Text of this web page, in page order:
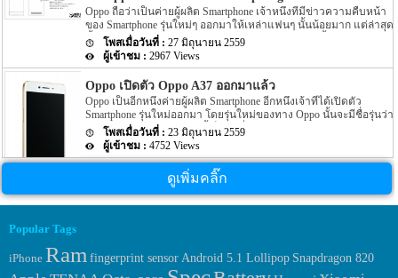
ล่าสุดนี้นั้นยังมีรูปของตัวเครื่องรุ่นใหม่นี้ออกมาอีกด้วย โดยหากดู
ลักษณะรูปร่างของตัวเครื่องจะมีความใกล้เคียงกับรุ่น Oppo R9S อีก
ด้วย แต่น่าเสียดายรายละเอียดที่ถูกเปิดเผยบนหน้าเว็บไซต์ TENAA
นั้นไม่ได้ระบรายละเอียด Spec ของตัวเครื่องนี้ออกมาให้แฟนๆ นั้นได้
ทราบกันเลย โดยจะมีเพียงข่าวลือ Spec ของ Oppo R9S ที่ถูกเปิดเผยอ
อกมาก่อนหน้านี้แล้วนั้นเอง โดยรายละเอียด […]
แฟนๆ ได้ชมกัน แต่ล่าสุดนั้นกลับมีข่าวของ Oppo F1s ออกมาอีกครั้ง
สำหรับข่าวล่าสุดของ Oppo F1s นี้นั้นทาง Oppo ได้ปล่อยรูปออกมา
โดยรายละเอียดในรูประบุว่า Oppo F1s จะถูกเปิดตัวที่อินเดียในวันที่ 3
สิงหาคมที่จะถึงนี้แน่นอน รวมไปถึงยังได้ระบุ […]
Oppo ถือว่าเป็นค่ายผู้ผลิต Smartphone เจ้าหนึ่งที่มีข่าวความคืบหน้า
ของ Smartphone รุ่นใหม่ๆ ออกมาให้เหล่าแฟนๆ นั้นน้อยมาก แต่ล่าสุด
นั้นกลับมีข่าวของ Smartphone รุ่นใหม่ของทาง Oppo นี้ถูกเปิดเผยออก
มาแล้ว สำหรับข่าวล่าสุดของ Smartphone รุ่นใหม่ของทางค่ายผู้ผลิต
อย่าง Oppo ที่ถูกเปิดเผยลงบนโลกอินเตอร์เน็ตนั้นจะเป็นรายละเอียด
Spec ภายในตัวเครื่องของ Smartphone รุ่นใหม่ที่มีชื่อเรียกว่า Oppo
Find 9 นั้นเอง โดยข่าวที่ถูกเปิดเผยออกมานั้นได้ระบุว่า Oppo Find 9
รุ่นใหม่นี้ จะมาพร้อมกับ Chipset ที่ขับเคลื่อนตัวเครื่องอย่าง
Qualcomm’s Snapdragon 821 โดยข่าวที่ออกมาก่อนหน้านี้นั้นได้ระบุ
ว่า Chipset อย่าง Qualcomm’s Snapdragon 821 ตัวนี้นั้นถูกอัพเกรด
Spec ภายใน และเปลี่ยนชื่อไปแล้ว โดยจะใช้ชื่อว่า SD823 นั้นเอง
และแน่นอนว่า CPU ภายในตัว Chipset รุ่นใหม่นี้จะเพิ่มมากขึ้นอีก
27 มิถุนายน 2559
2967 Views
Oppo เปิดตัว Oppo A37 ออกมาแล้ว
Oppo เป็นอีกหนึ่งค่ายผู้ผลิต Smartphone อีกหนึ่งเจ้าที่ได้เปิดตัว
Smartphone รุ่นใหม่ออกมา โดยรุ่นใหม่ของทาง Oppo นั้นจะมีชื่อรุ่นว่า
Oppo A37 โดยรุ่นดังกล่าวนี้เป็นรุ่นที่อยู่ภายใต้ A-series ของทาง
Oppo นั้นเอง สำหรับ Spec ของตัวเครื่องจะมีอะไรบ้างนั้นเราไปดุกัน
เลยดีกว่าครับ สำหรับ Spec ของ Oppo A37 นี้ จะมาพร้อมกับหน้า
จอแสดงผลขนาด 5 นิ้ว โดยยหน้าจอจะเป็นแบบ IPS LCD ซึ่งจะให้
ความละเอียดของภาพแสดผลอยู่ที่ 720p อีกทั้งยังมาพร้อมกับ Feature
อย่าง 2.5D curved edges และระบบป้องกันอย่าง Gorilla Glass 4 อีก
ด้วย ในส่วนของ chipset ที่ขับเคลื่อนตัวเครื่องนั้นจะเป็น chipset อย่าง
23 มิถุนายน 2559
4752 Views
ดูเพิ่มคลิ๊ก
Popular Tags
iPhone Ramfingerprint sensor Android 5.1 Lollipop Snapdragon 820